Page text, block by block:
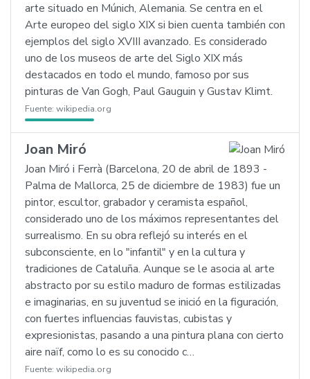
arte situado en Múnich, Alemania. Se centra en el
Arte europeo del siglo XIX si bien cuenta también con
ejemplos del siglo XVIII avanzado. Es considerado
uno de los museos de arte del Siglo XIX más
destacados en todo el mundo, famoso por sus
pinturas de Van Gogh, Paul Gauguin y Gustav Klimt.
Fuente: wikipedia.org
Joan Miró
Joan Miró i Ferrà (Barcelona, 20 de abril de 1893 -
Palma de Mallorca, 25 de diciembre de 1983) fue un
pintor, escultor, grabador y ceramista español,
considerado uno de los máximos representantes del
surrealismo. En su obra reflejó su interés en el
subconsciente, en lo "infantil" y en la cultura y
tradiciones de Cataluña. Aunque se le asocia al arte
abstracto por su estilo maduro de formas estilizadas
e imaginarias, en su juventud se inició en la figuración,
con fuertes influencias fauvistas, cubistas y
expresionistas, pasando a una pintura plana con cierto
aire naïf, como lo es su conocido c…
Fuente: wikipedia.org